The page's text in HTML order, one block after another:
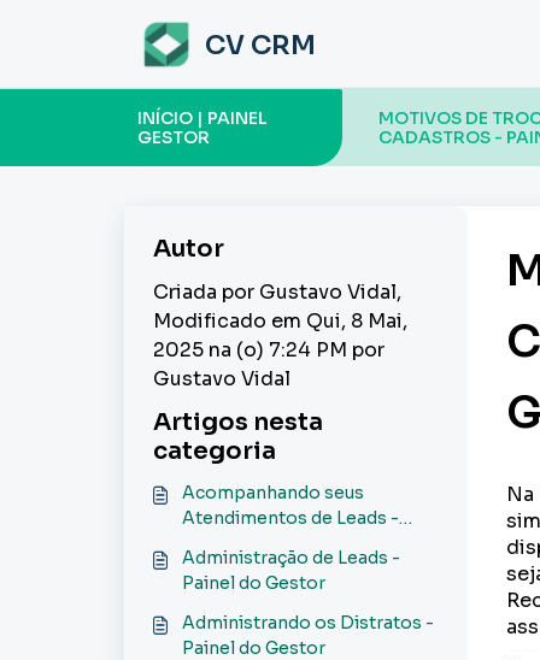
CV CRM
MOTIVOS DE
CADASTROS -
INÍCIO | PAINEL
GESTOR
Autor
Criada por Gustavo Vidal,
Modificado em Qui, 8 Mai,
2025 na (o) 7:24 PM por
Gustavo Vidal
Artigos nesta
categoria
Acompanhando seus
Atendimentos de Leads -
Administração de Leads -
Painel do Gestor
Administrando os Distratos -
Painel do Gestor